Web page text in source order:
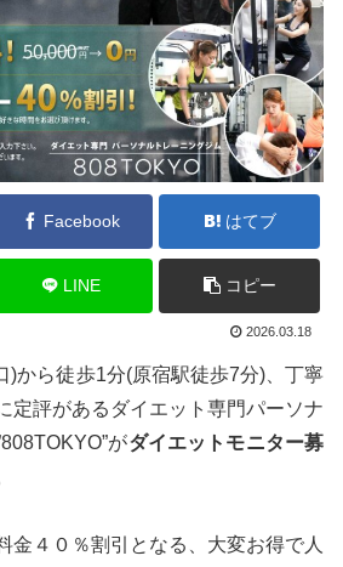
Facebook はてブ
LINE コピー
2026.03.18
)から徒歩1分(原宿駅徒歩7分)、丁寧
定評があるダイエット専門パーソナ
がダイエットモニター募
金４０％割引となる、大変お得で人